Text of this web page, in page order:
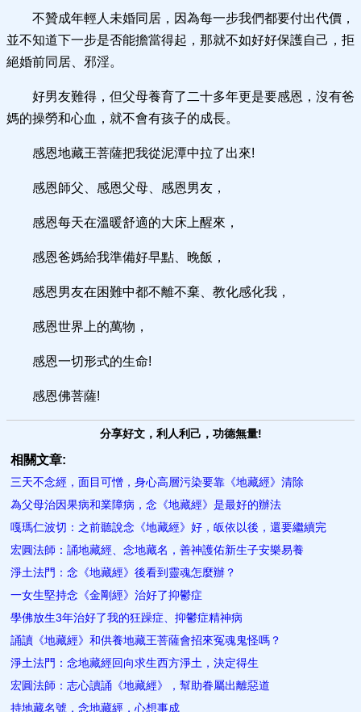
不贊成年輕人未婚同居，因為每一步我們都要付出代價，
並不知道下一步是否能擔當得起，那就不如好好保護自己，拒
絕婚前同居、邪淫。
好男友難得，但父母養育了二十多年更是要感恩，沒有爸
媽的操勞和心血，就不會有孩子的成長。
感恩地藏王菩薩把我從泥潭中拉了出來!
感恩師父、感恩父母、感恩男友，
感恩每天在溫暖舒適的大床上醒來，
感恩爸媽給我準備好早點、晚飯，
感恩男友在困難中都不離不棄、教化感化我，
感恩世界上的萬物，
感恩一切形式的生命!
感恩佛菩薩!
分享好文，利人利己，功德無量!
相關文章:
三天不念經，面目可憎，身心高層污染要靠《地藏經》清除
為父母治因果病和業障病，念《地藏經》是最好的辦法
嘎瑪仁波切：之前聽說念《地藏經》好，皈依以後，還要繼續完
宏圓法師：誦地藏經、念地藏名，善神護佑新生子安樂易養
淨土法門：念《地藏經》後看到靈魂怎麼辦？
一女生堅持念《金剛經》治好了抑鬱症
學佛放生3年治好了我的狂躁症、抑鬱症精神病
誦讀《地藏經》和供養地藏王菩薩會招來冤魂鬼怪嗎？
淨土法門：念地藏經回向求生西方淨土，決定得生
宏圓法師：志心讀誦《地藏經》，幫助眷屬出離惡道
持地藏名號，念地藏經，心想事成